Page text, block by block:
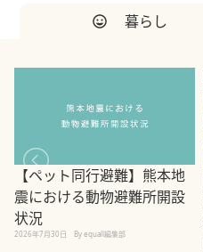
暮らし
【ペット同行避難】熊本地
震における動物避難所開設
状況
2026年7月30日 By equall編集部